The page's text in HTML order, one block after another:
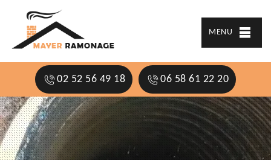
MENU
02 52 56 49 18 06 58 61 22 20